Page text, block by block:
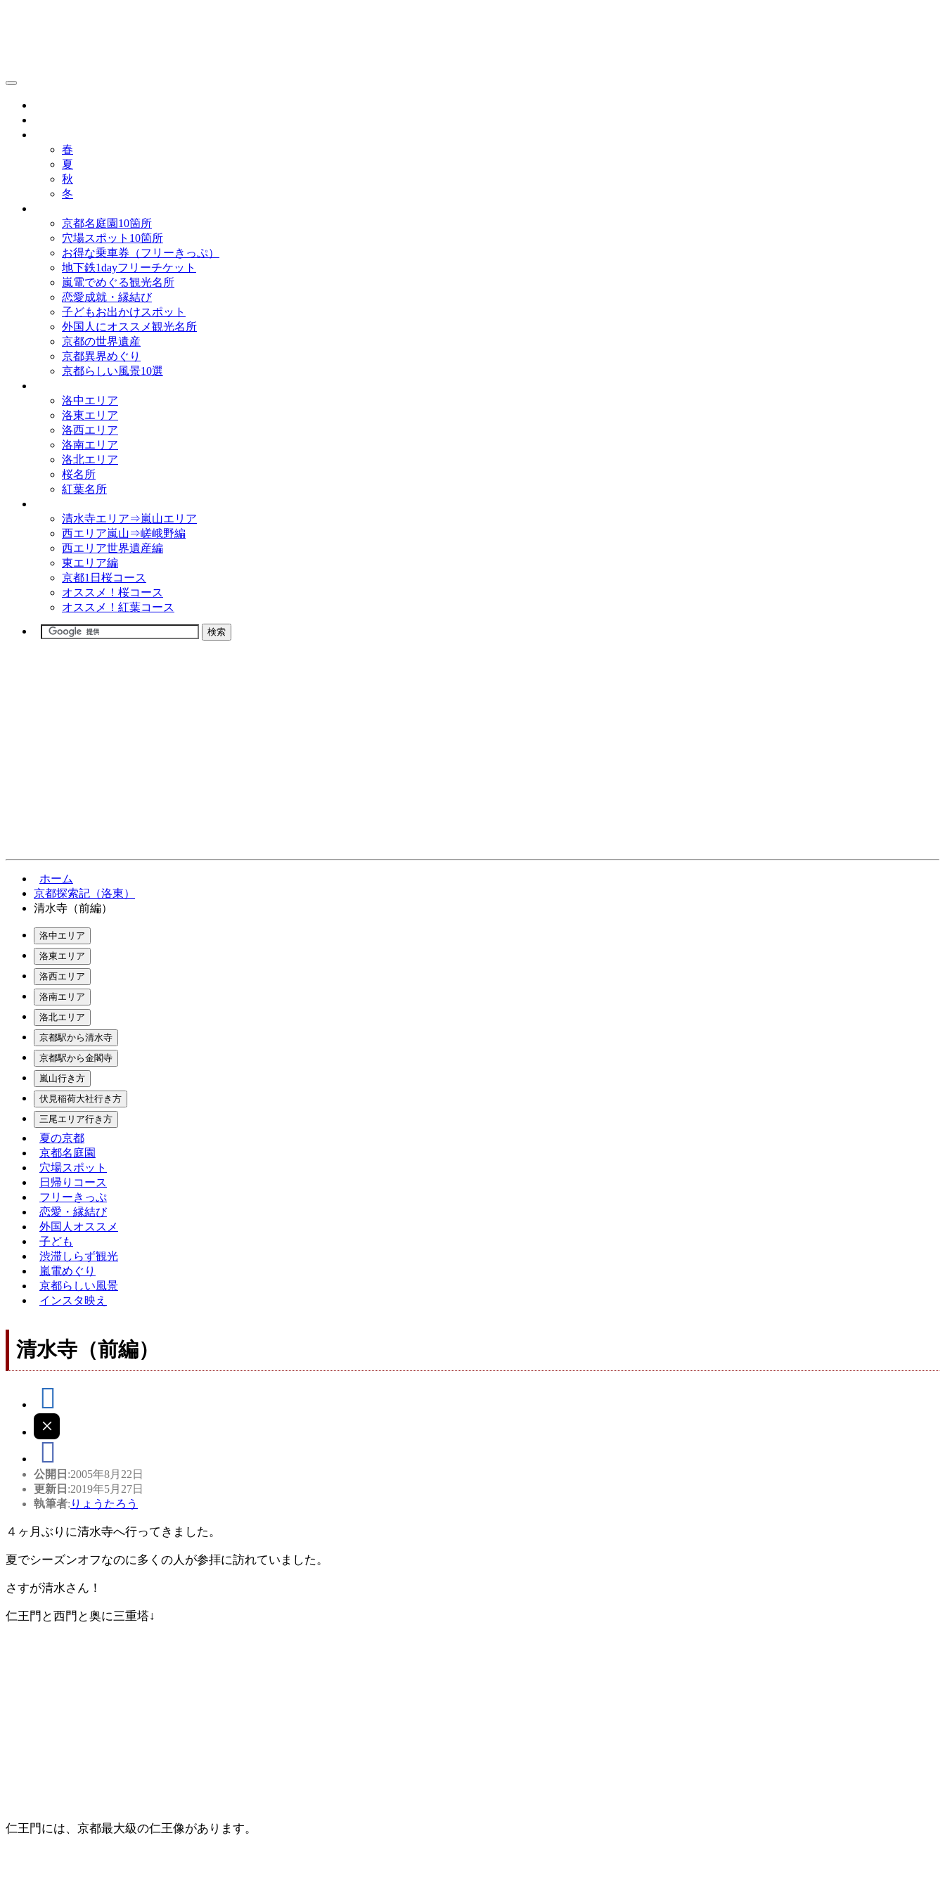
春
夏
秋
冬
京都名庭園10箇所
穴場スポット10箇所
お得な乗車券（フリーきっぷ）
地下鉄1dayフリーチケット
嵐電でめぐる観光名所
恋愛成就・縁結び
子どもお出かけスポット
外国人にオススメ観光名所
京都の世界遺産
京都異界めぐり
京都らしい風景10選
洛中エリア
洛東エリア
洛西エリア
洛南エリア
洛北エリア
桜名所
紅葉名所
清水寺エリア⇒嵐山エリア
西エリア嵐山⇒嵯峨野編
西エリア世界遺産編
東エリア編
京都1日桜コース
オススメ！桜コース
オススメ！紅葉コース
ホーム
京都探索記（洛東）
清水寺（前編）
洛中エリア
洛東エリア
洛西エリア
洛南エリア
洛北エリア
京都駅から清水寺
京都駅から金閣寺
嵐山行き方
伏見稲荷大社行き方
三尾エリア行き方
夏の京都
京都名庭園
穴場スポット
日帰りコース
フリーきっぷ
恋愛・縁結び
外国人オススメ
子ども
渋滞しらず観光
嵐電めぐり
京都らしい風景
インスタ映え
清水寺（前編）
公開日 :2005年8月22日
更新日 :2019年5月27日
執筆者: りょうたろう
４ヶ月ぶりに清水寺へ行ってきました。
夏でシーズンオフなのに多くの人が参拝に訪れていました。
さすが清水さん！
仁王門と西門と奥に三重塔↓
仁王門には、京都最大級の仁王像があります。